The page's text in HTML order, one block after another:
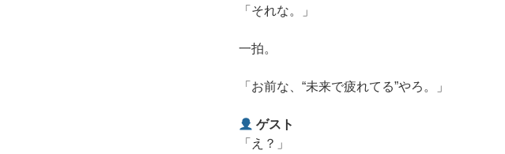
「それな。」
一拍。
「お前な、“未来で疲れてる”やろ。」
ゲスト
「え？」